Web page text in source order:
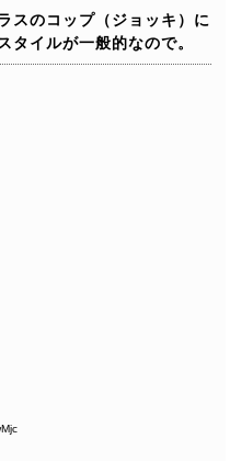
スのコップ（ジョッキ）に
タイルが一般的なので。